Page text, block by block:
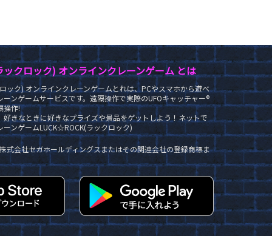
クロック) オンラインクレーンゲーム とは
ック) オンラインクレーンゲームとれは、PCやスマホから遊べ
ーンゲームサービスです。遠隔操作で実際のUFOキャッチャー®
操作!
好きなときに好きなプライズや景品をゲットしよう！ネットで
ンゲームLUCK☆ROCK(ラックロック)
式会社セガホールディングスまたはその関連会社の登録商標ま